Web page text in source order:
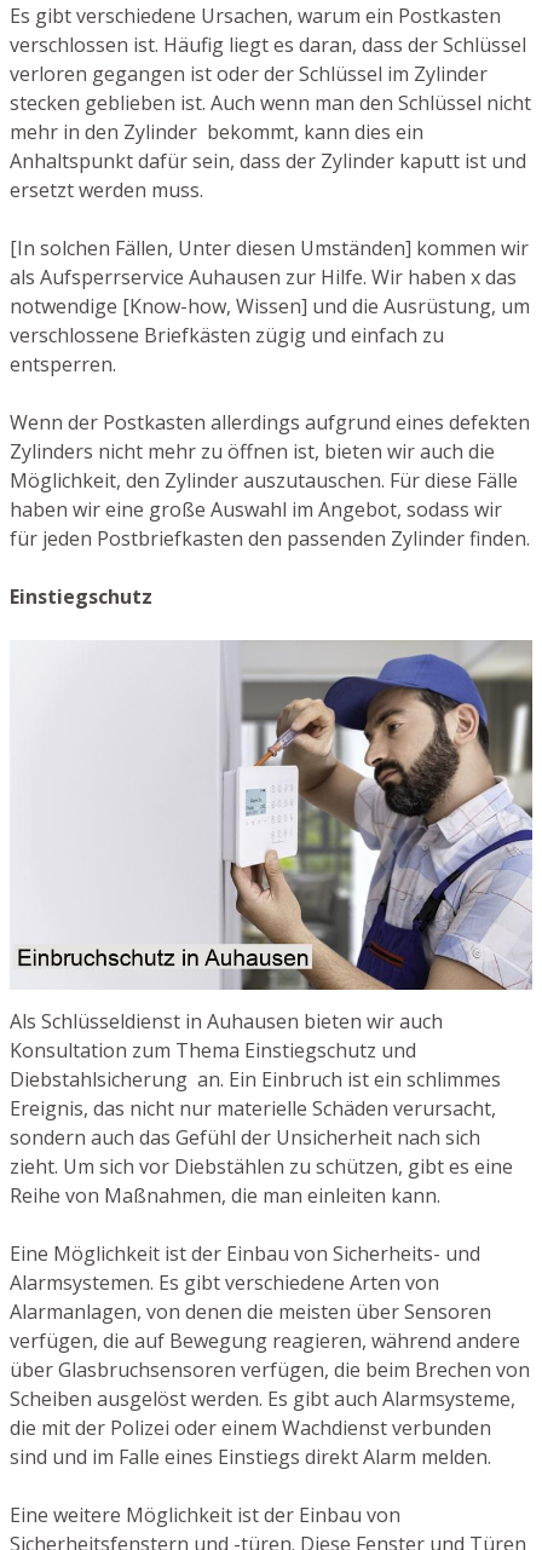
Es gibt verschiedene Ursachen, warum ein Postkasten
verschlossen ist. Häufig liegt es daran, dass der Schlüssel
verloren gegangen ist oder der Schlüssel im Zylinder
stecken geblieben ist. Auch wenn man den Schlüssel nicht
mehr in den Zylinder bekommt, kann dies ein
Anhaltspunkt dafür sein, dass der Zylinder kaputt ist und
ersetzt werden muss.
[In solchen Fällen, Unter diesen Umständen] kommen wir
als Aufsperrservice Auhausen zur Hilfe. Wir haben x das
notwendige [Know-how, Wissen] und die Ausrüstung, um
verschlossene Briefkästen zügig und einfach zu
entsperren.
Wenn der Postkasten allerdings aufgrund eines defekten
Zylinders nicht mehr zu öffnen ist, bieten wir auch die
Möglichkeit, den Zylinder auszutauschen. Für diese Fälle
haben wir eine große Auswahl im Angebot, sodass wir
für jeden Postbriefkasten den passenden Zylinder finden.
Einstiegschutz
Als Schlüsseldienst in Auhausen bieten wir auch
Konsultation zum Thema Einstiegschutz und
Diebstahlsicherung an. Ein Einbruch ist ein schlimmes
Ereignis, das nicht nur materielle Schäden verursacht,
sondern auch das Gefühl der Unsicherheit nach sich
zieht. Um sich vor Diebstählen zu schützen, gibt es eine
Reihe von Maßnahmen, die man einleiten kann.
Eine Möglichkeit ist der Einbau von Sicherheits- und
Alarmsystemen. Es gibt verschiedene Arten von
Alarmanlagen, von denen die meisten über Sensoren
verfügen, die auf Bewegung reagieren, während andere
über Glasbruchsensoren verfügen, die beim Brechen von
Scheiben ausgelöst werden. Es gibt auch Alarmsysteme,
die mit der Polizei oder einem Wachdienst verbunden
sind und im Falle eines Einstiegs direkt Alarm melden.
Eine weitere Möglichkeit ist der Einbau von
Sicherheitsfenstern und -türen. Diese Fenster und Türen